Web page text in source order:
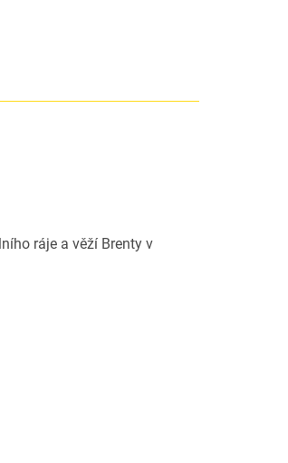
ráje a věží Brenty v